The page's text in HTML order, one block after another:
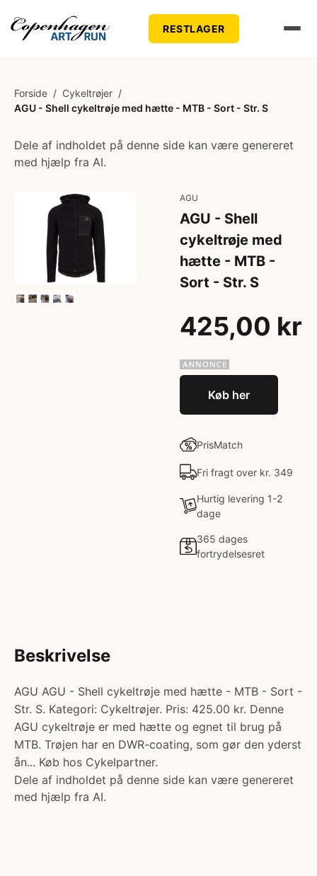
RESTLAGER
Forside / Cykeltrøjer /
AGU - Shell cykeltrøje med hætte - MTB - Sort - Str. S
Dele af indholdet på denne side kan være genereret
med hjælp fra AI.
AGU
AGU - Shell
cykeltrøje med
hætte - MTB -
Sort - Str. S
425,00 kr
Køb her
PrisMatch
Fri fragt over kr. 349
Hurtig levering 1-2
dage
365 dages
fortrydelsesret
Beskrivelse
AGU AGU - Shell cykeltrøje med hætte - MTB - Sort -
Str. S. Kategori: Cykeltrøjer. Pris: 425.00 kr. Denne
AGU cykeltrøje er med hætte og egnet til brug på
MTB. Trøjen har en DWR-coating, som gør den yderst
ån... Køb hos Cykelpartner.
Dele af indholdet på denne side kan være genereret
med hjælp fra AI.